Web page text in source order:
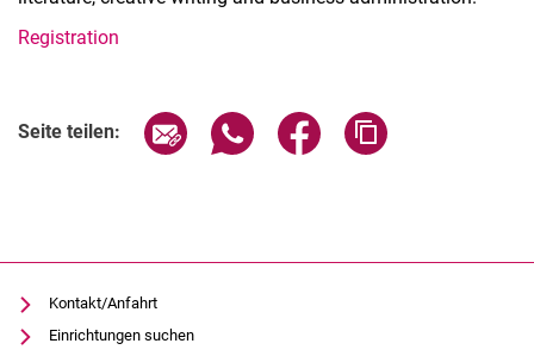
Registration
Seite teilen: Seite über E-Mail teilen
Seite über WhatsApp teilen
Seite über Facebook
Kontakt/Anfahrt
Einrichtungen suchen